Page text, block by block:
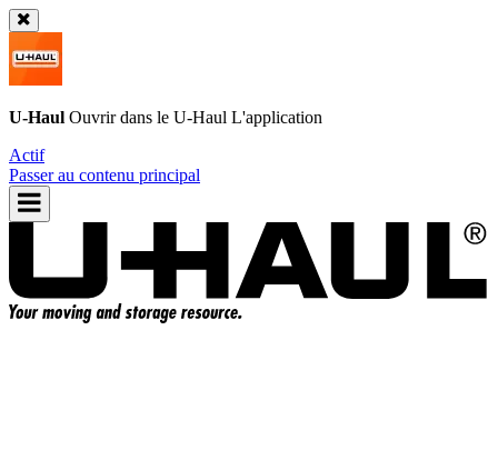
U-Haul Ouvrir dans le U-Haul L'application
Actif
Passer au contenu principal